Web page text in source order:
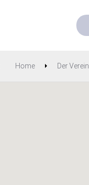
Home Der Verein